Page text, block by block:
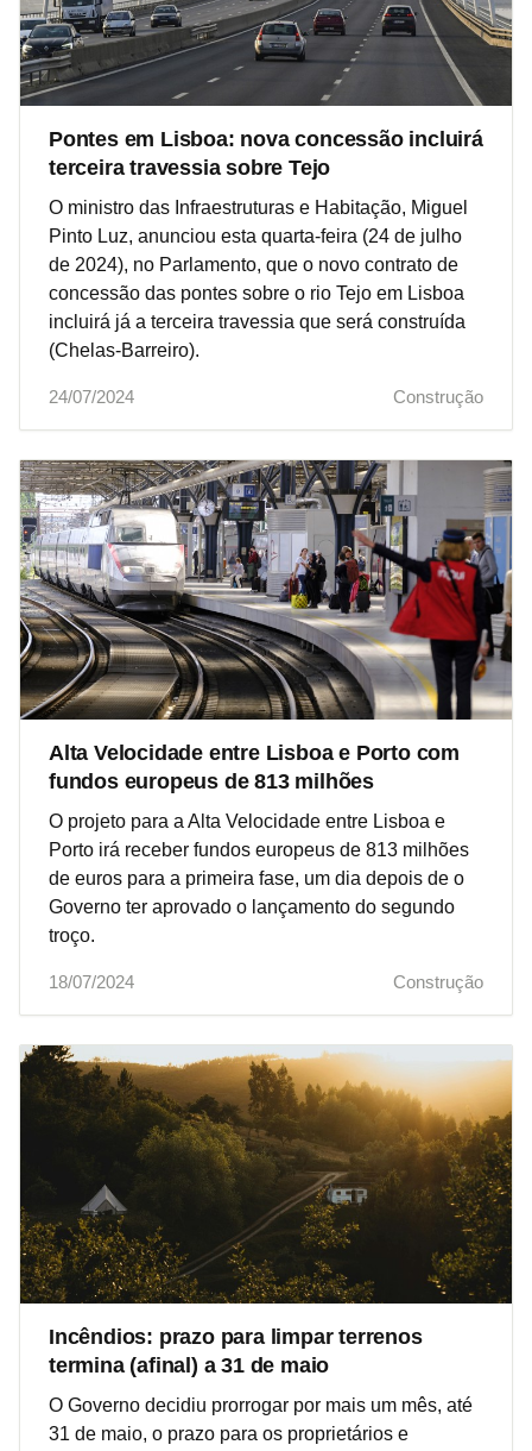
Pontes em Lisboa: nova concessão incluirá
terceira travessia sobre Tejo
O ministro das Infraestruturas e Habitação, Miguel
Pinto Luz, anunciou esta quarta-feira (24 de julho
de 2024), no Parlamento, que o novo contrato de
concessão das pontes sobre o rio Tejo em Lisboa
incluirá já a terceira travessia que será construída
(Chelas-Barreiro).
24/07/2024 Construção
Alta Velocidade entre Lisboa e Porto com
fundos europeus de 813 milhões
O projeto para a Alta Velocidade entre Lisboa e
Porto irá receber fundos europeus de 813 milhões
de euros para a primeira fase, um dia depois de o
Governo ter aprovado o lançamento do segundo
troço.
18/07/2024 Construção
Incêndios: prazo para limpar terrenos
termina (afinal) a 31 de maio
O Governo decidiu prorrogar por mais um mês, até
31 de maio, o prazo para os proprietários e